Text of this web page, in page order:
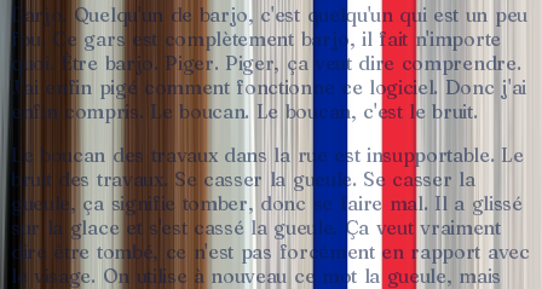
Barjo. Quelqu'un de barjo, c'est quelqu'un qui est un peu
fou. Ce gars est complètement barjo, il fait n'importe
quoi. Être barjo. Piger. Piger, ça veut dire comprendre.
J'ai enfin pigé comment fonctionne ce logiciel. Donc j'ai
enfin compris. Le boucan. Le boucan, c'est le bruit.
Le boucan des travaux dans la rue est insupportable. Le
bruit des travaux. Se casser la gueule. Se casser la
gueule, ça signifie tomber, donc se faire mal. Il a glissé
sur la glace et s'est cassé la gueule. Ça veut vraiment
dire être tombé, ce n'est pas forcément en rapport avec
le visage. On utilise à nouveau ce mot la gueule, mais